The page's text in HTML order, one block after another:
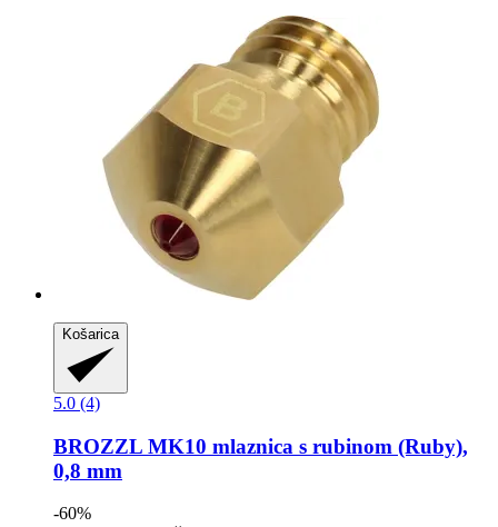
Košarica
5.0 (4)
BROZZL MK10 mlaznica s rubinom (Ruby),
0,8 mm
-60%